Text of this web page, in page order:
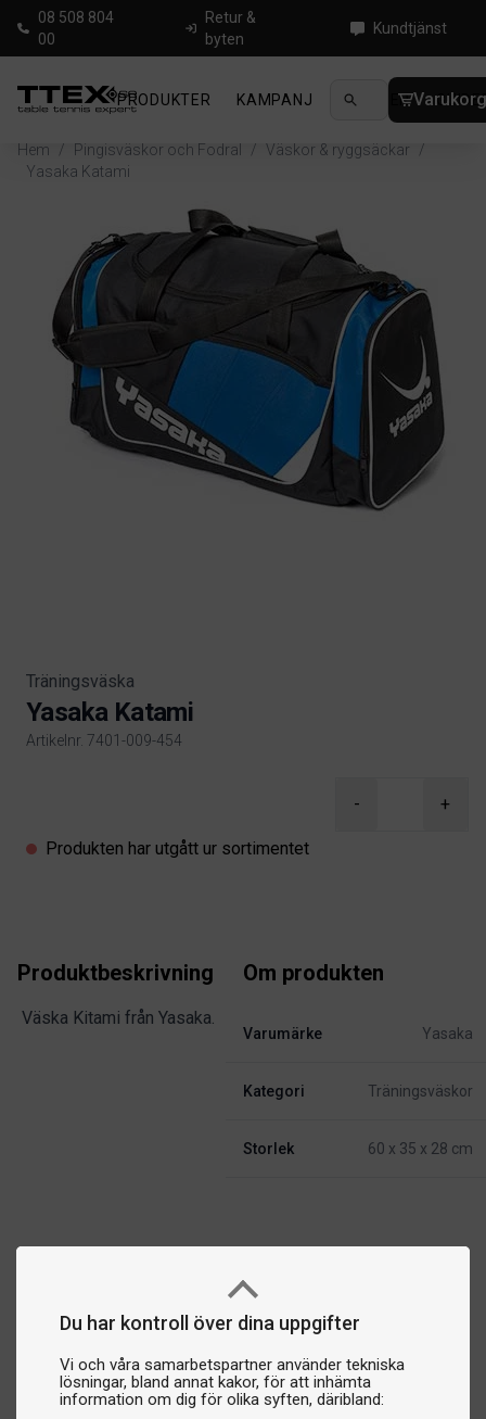
Du har kontroll över dina uppgifter
Vi och våra samarbetspartner använder tekniska
lösningar, bland annat kakor, för att inhämta
information om dig för olika syften, däribland:
08 508 804
00
Retur &
byten
Kundtjänst
PRODUKTER KAMPANJ NYHETER
Hem / Pingisväskor och Fodral / Väskor & ryggsäckar
/
Yasaka Katami
Träningsväska
Yasaka Katami
Artikelnr. 7401-009-454
- +
Produkten har utgått ur sortimentet
Produktbeskrivning
Väska Kitami från Yasaka.
Om produkten
Varumärke Yasaka
Kategori Träningsväskor
Storlek 60 x 35 x 28 cm